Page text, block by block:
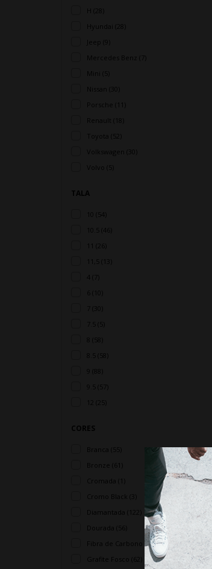
H (28)
Hyundai (28)
Jeep (9)
Mercedes Benz (7)
Mini (5)
Nissan (30)
Porsche (11)
Renault (18)
Toyota (52)
Volkswagen (30)
TALA
10 (54)
10.5 (46)
11 (26)
11,5 (13)
4 (7)
6 (10)
7 (30)
7.5 (5)
9.5 (57)
12 (25)
CORES
Branca (55)
Bronze (61)
Cromada (1)
Cromo Black (3)
Diamantada (122)
Dourada (56)
Fibra de Carbono (4)
Grafite Fosco (62)